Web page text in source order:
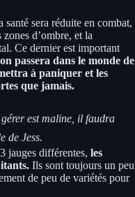
santé sera réduite en combat,
d’ombre, et la
Ce dernier est important
passera dans le monde de
à paniquer et les
que jamais.
est maline, il faudra
de Jess.
jauges différentes, les
Ils sont toujours un peu
de peu de variétés pour